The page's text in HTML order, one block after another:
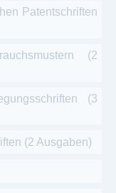
Patentschriften
(2
(3
(2 Ausgaben)